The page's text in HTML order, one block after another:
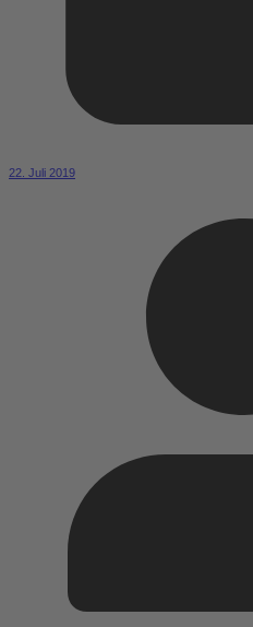
22. Juli 2019